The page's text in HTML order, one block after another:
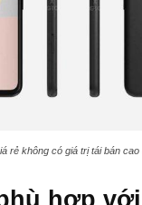
rẻ không có giá trị tái bán cao